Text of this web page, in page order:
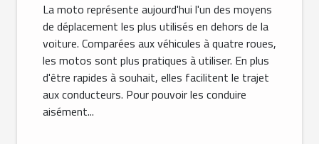
La moto représente aujourd'hui l'un des moyens
de déplacement les plus utilisés en dehors de la
voiture. Comparées aux véhicules à quatre roues,
les motos sont plus pratiques à utiliser. En plus
d'être rapides à souhait, elles facilitent le trajet
aux conducteurs. Pour pouvoir les conduire
aisément...